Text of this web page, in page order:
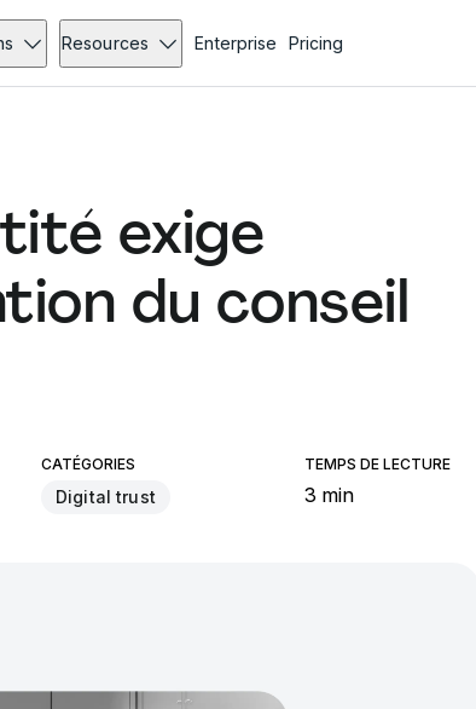
Resources Enterprise Pricing
exige
du conseil
CATÉGORIES
Digital trust
TEMPS DE LECTURE
3 min